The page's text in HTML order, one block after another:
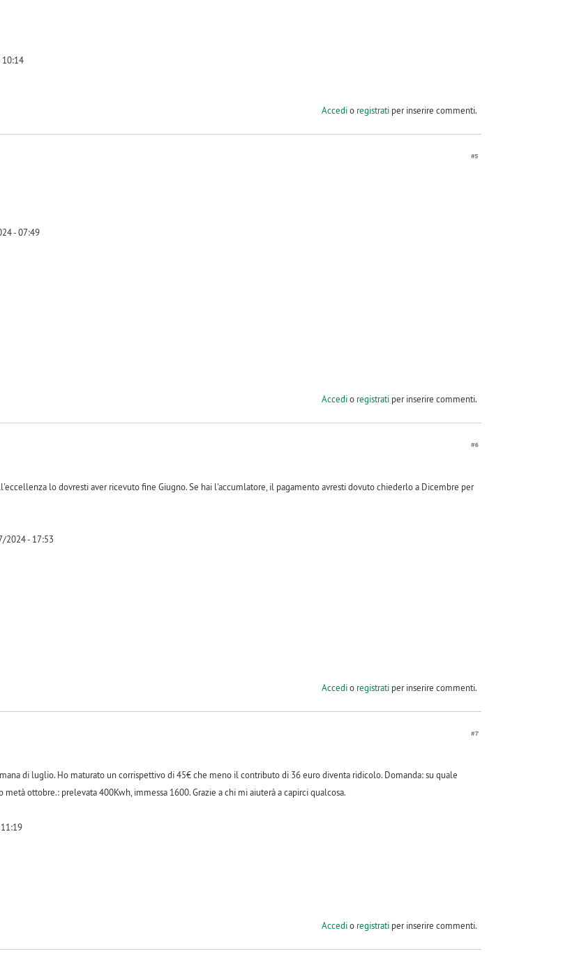
Accedio registratiper inserire commenti.
#5
- 07:49
Accedio registratiper inserire commenti.
#6
lo dovresti aver ricevuto fine Giugno. Se hai l'accumlatore, il pagamento avresti dovuto chiederlo a Dicembre per
2024 - 17:53
Accedio registratiper inserire commenti.
#7
di luglio. Ho maturato un corrispettivo di 45€ che meno il contributo di 36 euro diventa ridicolo. Domanda: su quale
ottobre.: prelevata 400Kwh, immessa 1600. Grazie a chi mi aiuterà a capirci qualcosa.
Accedio registratiper inserire commenti.